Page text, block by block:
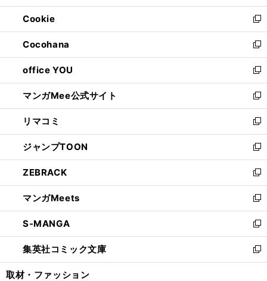
開
く
ウ
で
開
く
ン
ド
ウ
で
開
く
ウ
ィ
ン
ド
ウ
で
開
く
Cookie
新
し
い
ウ
ィ
ン
ド
ウ
で
開
く
Cocohana
新
し
い
ウ
ィ
ン
ド
ウ
で
開
く
office YOU
新
し
い
ウ
ィ
ン
ド
ウ
で
開
く
マンガMee公式サイト
新
し
い
ウ
ィ
ン
ド
ウ
で
開
く
リマコミ
新
し
い
ウ
ィ
ン
ド
ウ
で
開
く
ジャンプTOON
新
し
い
ウ
ィ
ン
ド
ウ
で
開
ZEBRACK
新
し
い
ウ
ィ
ン
ド
ウ
マンガMeets
新
し
い
ウ
ィ
ン
S-MANGA
新
し
い
ウ
集英社コミック文庫
新
し
取材・ファッション